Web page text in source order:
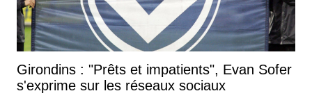
Girondins : "Prêts et impatients", Evan Sofer
s'exprime sur les réseaux sociaux